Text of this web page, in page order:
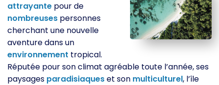
attrayante pour de
nombreuses personnes
cherchant une nouvelle
aventure dans un
environnement tropical.
Réputée pour son climat agréable toute l’année, ses
paysages paradisiaqueset son multiculturel, l’île